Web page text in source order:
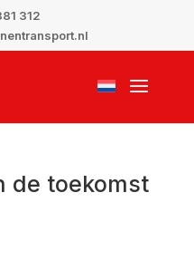
312
de toekomst